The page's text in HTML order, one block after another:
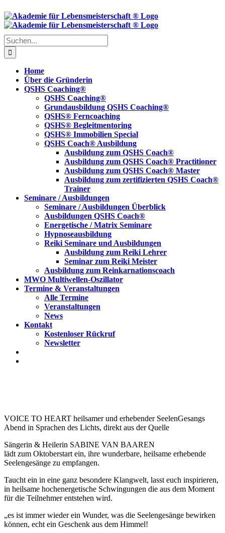
to
content
Suche
nach:
Home
Über die Gründerin
QSHS Coaching®
QSHS Coaching®
Grundausbildung QSHS Coaching®
QSHS® Ferncoaching
QSHS® Begleitmentoring
QSHS® Immobilien Special
QSHS Coach® Ausbildung
Ausbildung zum QSHS Coach®
Ausbildung zum QSHS Coach® Practitioner
Ausbildung zum QSHS Coach® Master
Ausbildung zum zertifizierten QSHS Coach®
Trainer
Seminare / Ausbildungen
Seminare / Ausbildungen Überblick
Ausbildungen QSHS Coach®
Energetische / Matrix Seminare
Hypnoseausbildung
Reiki Seminare und Ausbildungen
Ausbildung zum Reiki Lehrer
Seminar zum Reiki Meister
Ausbildung zum Reinkarnationscoach
MWO Multiwellen-Oszillator
Termine & Veranstaltungen
Alle Termine
Veranstaltungen
News
Kontakt
Kostenloser Rückruf
Newsletter
VOICE TO HEART heilsamer und erhebender SeelenGesangs
Abend in Sprachen des Lichts, direkt aus der Quelle
Sängerin & Heilerin SABINE VAN BAAREN
lädt zum Oktoberstart ein, ihre wunderbare, heilsame erhebende
Seelengesänge zu empfangen.
Taucht ein in eine ganz besondere Klangwelt, lasst euch inspirieren,
in heilsame hochenergetische Schwingungen die aus dem Moment
für die Teilnehmer entstehen wird.
„es ist immer wieder ein Wunder, was die Seelengesänge bewirken
können, echt ein Geschenk aus dem Himmel!